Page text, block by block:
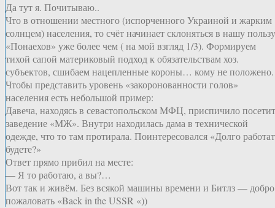
Да тут я. Почитываю..
Что в отношении местного (испорченного Украиной и жарким
солнцем) населения, то счёт начинает склоняться в нашу
«Понаехов» уже более чем ( на мой взгляд 1/3). Формируем
тихой сапой материковый подход к обязательствам хоз.
субъектов, сшибаем нацепленные короны… кому не положено.
Чтобы представить уровень «закоронованности голов»
населения есть небольшой пример:
Давеча, находясь в севастопольском МФЦ, приспичило
заведение «МЖ». Внутри находилась дама в технической
одежде, что то там протирала. Поинтересовался «Долго
будете?»
Ответ прямо прибил на месте:
— Я то работаю, а вы?…
Вот так и живём. Без всякой машины времени и Битлз — добро
пожаловать «Back in the USSR «))